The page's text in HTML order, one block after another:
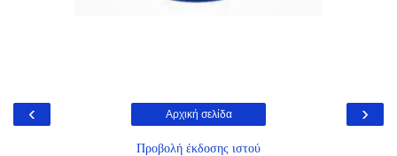
‹ ›
Αρχική σελίδα
Προβολή έκδοσης ιστού